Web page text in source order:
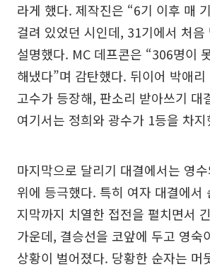
라게 했다. 제작진은 “6기 이후 매
걸려 있었던 시인데, 31기에서 처음
설명했다. MC 데프콘은 “306명이
해냈다”며 감탄했다. 뒤이어 박애
고수가 등장해, 판소리 받아쓰기 대
여기서는 정희와 광수가 1등을 차지
마지막으로 달리기 대결에서는 영
위에 등극했다. 특히 여자 대결에서
지막까지 치열한 접전을 펼치면서
가운데, 결승선을 코앞에 두고 영숙
상황이 벌어졌다. 당황한 순자는 머